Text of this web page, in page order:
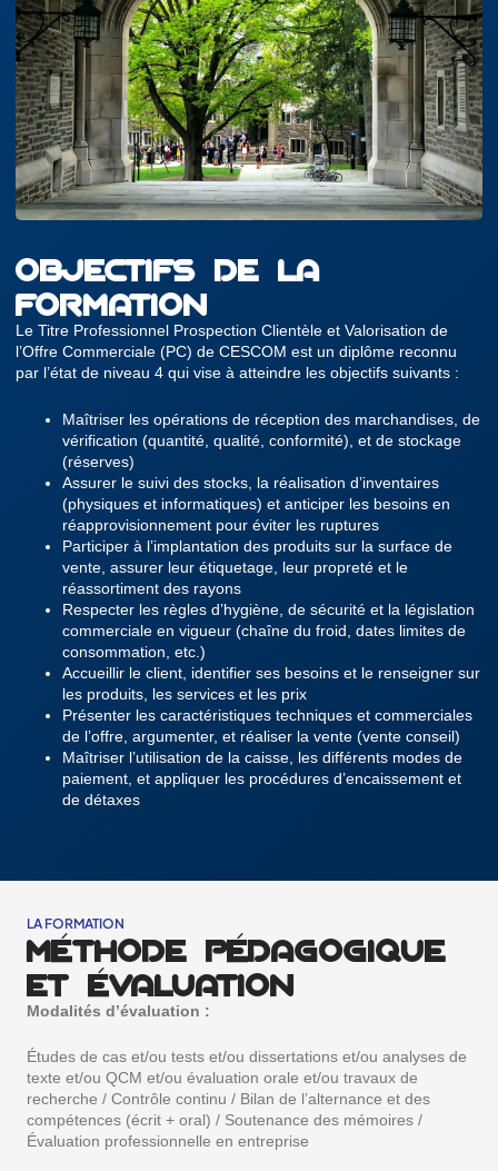
OBJECTIFS DE LA
FORMATION
Le Titre Professionnel Prospection Clientèle et Valorisation de
l’Offre Commerciale (PC) de CESCOM est un diplôme reconnu
par l’état de niveau 4 qui vise à atteindre les objectifs suivants :
Maîtriser les opérations de réception des marchandises, de
vérification (quantité, qualité, conformité), et de stockage
(réserves)
Assurer le suivi des stocks, la réalisation d’inventaires
(physiques et informatiques) et anticiper les besoins en
réapprovisionnement pour éviter les ruptures
Participer à l’implantation des produits sur la surface de
vente, assurer leur étiquetage, leur propreté et le
réassortiment des rayons
Respecter les règles d’hygiène, de sécurité et la législation
commerciale en vigueur (chaîne du froid, dates limites de
consommation, etc.)
Accueillir le client, identifier ses besoins et le renseigner sur
les produits, les services et les prix
Présenter les caractéristiques techniques et commerciales
de l’offre, argumenter, et réaliser la vente (vente conseil)
Maîtriser l’utilisation de la caisse, les différents modes de
paiement, et appliquer les procédures d’encaissement et
de détaxes
LA FORMATION
MÉTHODE PÉDAGOGIQUE
ET ÉVALUATION
Modalités d’évaluation :
Études de cas et/ou tests et/ou dissertations et/ou analyses de
texte et/ou QCM et/ou évaluation orale et/ou travaux de
recherche / Contrôle continu / Bilan de l’alternance et des
compétences (écrit + oral) / Soutenance des mémoires /
Évaluation professionnelle en entreprise